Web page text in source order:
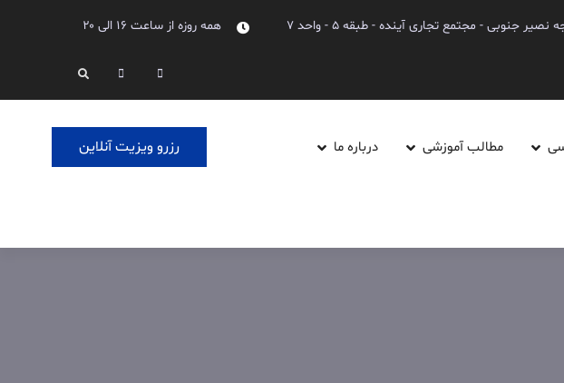
جنوبی - مجتمع تجاری آینده - طبقه ۵ - واحد ۷ همه روزه از ساعت ۱۶ الی ۲۰
Instagram
Linkedin
Search
مطالب آموزشی درباره ما رزرو ویزیت آنلاین